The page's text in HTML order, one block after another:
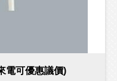
電可優惠議價)